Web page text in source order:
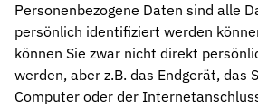
Wasser- und Abwassertechnik
Korrosions- und
Automotive
Effiziente Dichtungslösungen für
Personenbezogene Daten sind alle
persönlich identifiziert werden
können Sie zwar nicht direkt
werden, aber z.B. das Endgerät, das
Computer oder der